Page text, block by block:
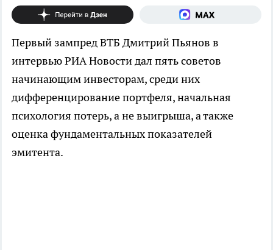
Первый зампред ВТБ Дмитрий Пьянов в
интервью РИА Новости дал пять советов
начинающим инвесторам, среди них
дифференцирование портфеля, начальная
психология потерь, а не выигрыша, а также
оценка фундаментальных показателей
эмитента.